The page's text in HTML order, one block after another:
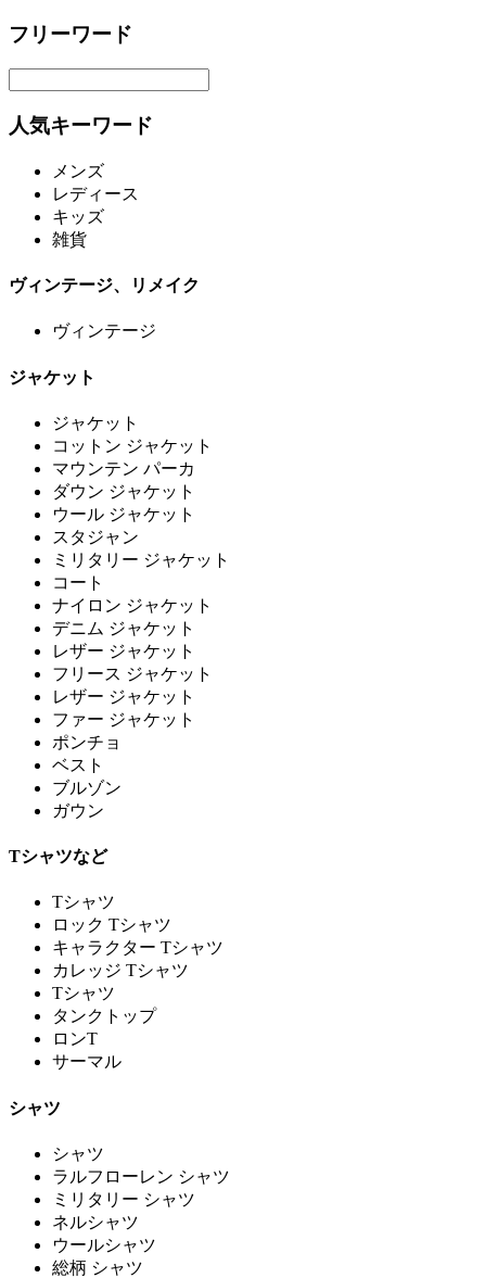
フリーワード
人気キーワード
メンズ
レディース
キッズ
雑貨
ヴィンテージ、リメイク
ヴィンテージ
ジャケット
ジャケット
コットン ジャケット
マウンテン パーカ
ダウン ジャケット
ウール ジャケット
スタジャン
ミリタリー ジャケット
コート
ナイロン ジャケット
デニム ジャケット
レザー ジャケット
フリース ジャケット
レザー ジャケット
ファー ジャケット
ポンチョ
ベスト
ブルゾン
ガウン
Tシャツなど
Tシャツ
ロック Tシャツ
キャラクター Tシャツ
カレッジ Tシャツ
Tシャツ
タンクトップ
ロンT
サーマル
シャツ
シャツ
ラルフローレン シャツ
ミリタリー シャツ
ネルシャツ
ウールシャツ
総柄 シャツ